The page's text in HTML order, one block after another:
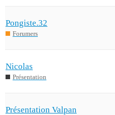
Pongiste.32
Forumers
Nicolas
Présentation
Présentation Valpan